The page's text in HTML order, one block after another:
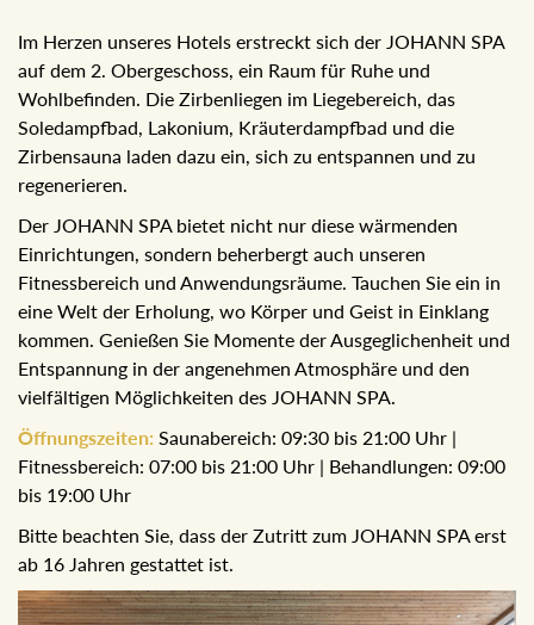
Im Herzen unseres Hotels erstreckt sich der JOHANN SPA
auf dem 2. Obergeschoss, ein Raum für Ruhe und
Wohlbefinden. Die Zirbenliegen im Liegebereich, das
Soledampfbad, Lakonium, Kräuterdampfbad und die
Zirbensauna laden dazu ein, sich zu entspannen und zu
regenerieren.
Der JOHANN SPA bietet nicht nur diese wärmenden
Einrichtungen, sondern beherbergt auch unseren
Fitnessbereich und Anwendungsräume. Tauchen Sie ein in
eine Welt der Erholung, wo Körper und Geist in Einklang
kommen. Genießen Sie Momente der Ausgeglichenheit und
Entspannung in der angenehmen Atmosphäre und den
vielfältigen Möglichkeiten des JOHANN SPA.
Öffnungszeiten: Saunabereich: 09:30 bis 21:00 Uhr |
Fitnessbereich: 07:00 bis 21:00 Uhr | Behandlungen: 09:00
bis 19:00 Uhr
Bitte beachten Sie, dass der Zutritt zum JOHANN SPA erst
ab 16 Jahren gestattet ist.